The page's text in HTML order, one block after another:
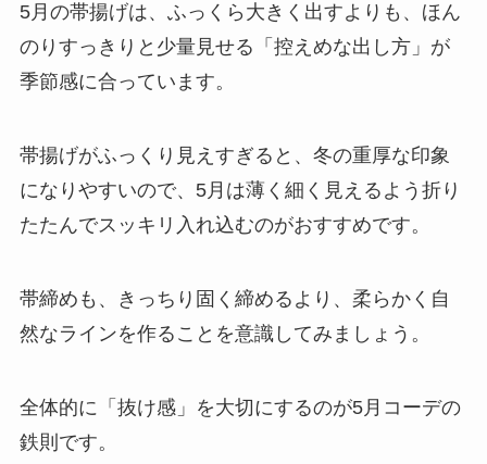
5月の帯揚げは、ふっくら大きく出すよりも、ほん
のりすっきりと少量見せる「控えめな出し方」が
季節感に合っています。
帯揚げがふっくり見えすぎると、冬の重厚な印象
になりやすいので、5月は薄く細く見えるよう折り
たたんでスッキリ入れ込むのがおすすめです。
帯締めも、きっちり固く締めるより、柔らかく自
然なラインを作ることを意識してみましょう。
全体的に「抜け感」を大切にするのが5月コーデの
鉄則です。